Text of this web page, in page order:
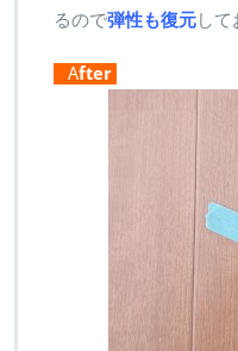
るので弾性も復元して
After